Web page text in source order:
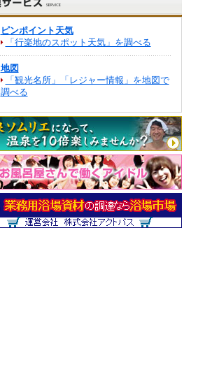
ピンポイント天気
「行楽地のスポット天気」を調べる
地図
「観光名所」「レジャー情報」を地図で
調べる